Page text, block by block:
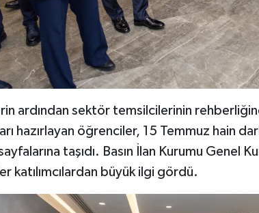
ardından sektör temsilcilerinin
hazırlayan öğrenciler, 15 Temmuz hain
taşıdı. Basın İlan Kurumu Genel
katılımcılardan büyük ilgi gördü.